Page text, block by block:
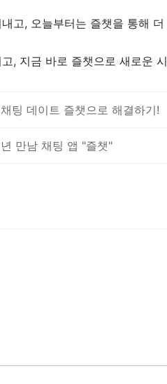
고, 오늘부터는 즐챗을 통해
, 지금 바로 즐챗으로 새로운
팅 데이트 즐챗으로 해결하기!
만남 채팅 앱 "즐챗"